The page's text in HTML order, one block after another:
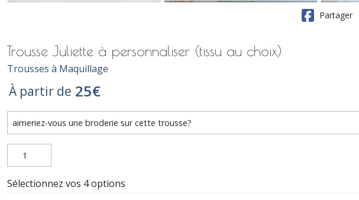
Partager
Trousse Juliette à personnaliser (tissu au choix)
Trousses à Maquillage
À partir de 25€
Sélectionnez vos 4 options